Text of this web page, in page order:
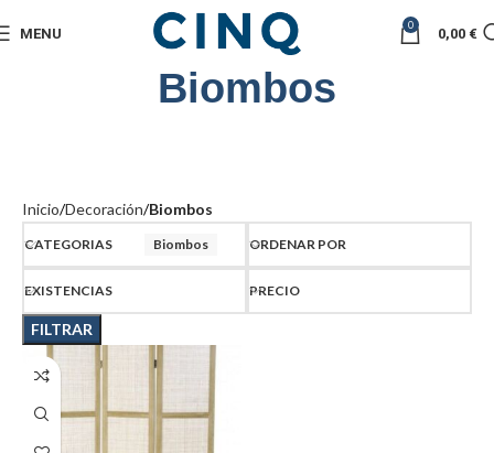
MENU 0 0,00 €
Biombos
Inicio Decoración Biombos
CATEGORIAS Biombos ORDENAR POR
EXISTENCIAS PRECIO
FILTRAR